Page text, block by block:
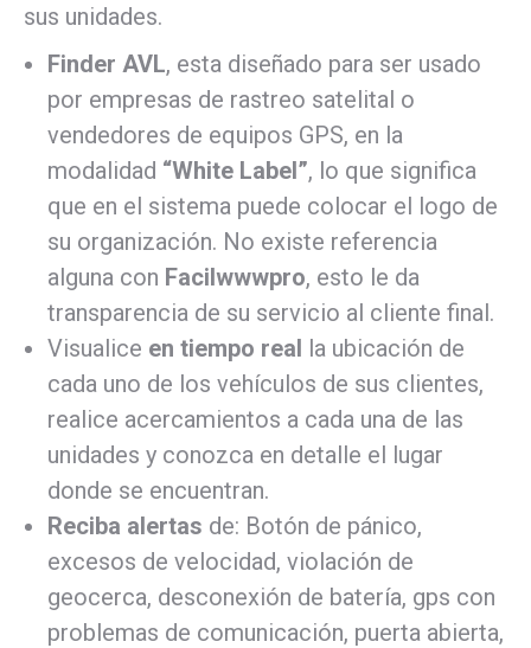
sus unidades.
Finder AVL, esta diseñado para ser usado
por empresas de rastreo satelital o
vendedores de equipos GPS, en la
modalidad “White Label”, lo que significa
que en el sistema puede colocar el logo de
su organización. No existe referencia
alguna con Facilwwwpro, esto le da
transparencia de su servicio al cliente final.
Visualice en tiempo real la ubicación de
cada uno de los vehículos de sus clientes,
realice acercamientos a cada una de las
unidades y conozca en detalle el lugar
donde se encuentran.
Reciba alertas de: Botón de pánico,
excesos de velocidad, violación de
geocerca, desconexión de batería, gps con
problemas de comunicación, puerta abierta,